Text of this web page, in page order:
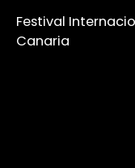
Festival
Canaria